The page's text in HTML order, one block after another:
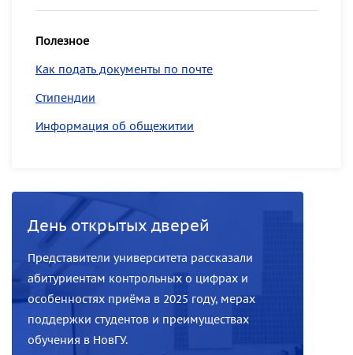
Полезное
Как подать документы по почте
Стипендии
Информация об общежитии
День открытых дверей
Представители университета рассказали
абитуриентам контрольных о цифрах и
особенностях приёма в 2025 году, мерах
поддержки студентов и преимуществах
обучения в НовГУ.